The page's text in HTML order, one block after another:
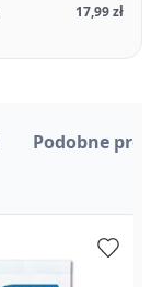
17,99 zł
Podobne